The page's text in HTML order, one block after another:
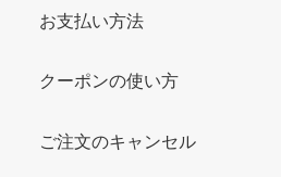
お支払い方法
クーポンの使い方
ご注文のキャンセル